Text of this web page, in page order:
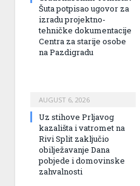
Šuta potpisao ugovor za
izradu projektno-
tehničke dokumentacije
Centra za starije osobe
na Pazdigradu
AUGUST 6, 2026
Uz stihove Prljavog
kazališta i vatromet na
Rivi Split zaključio
obilježavanje Dana
pobjede i domovinske
zahvalnosti